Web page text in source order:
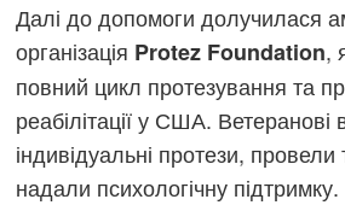
Далі до допомоги долучилася
організація Protez Foundation,
повний цикл протезування та
реабілітації у США. Ветеранові
індивідуальні протези, провели
надали психологічну підтримку.